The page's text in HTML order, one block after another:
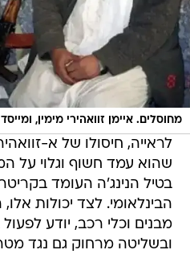
מחוסלים. איימן זוואהירי מימין,
לראייה, חיסולו של א-
שהוא עמד חשוף וגלוי על
בטיל הנינג'ה העומד
הבינלאומי. לצד יכולות אלו,
מבנים וכלי רכב, יודע
ובשליטה מרחוק גם נגד